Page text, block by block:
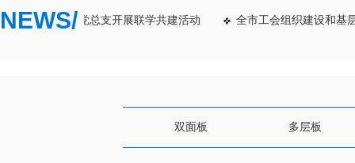
NEWS/
市华新集团党总支开展联学共建活动 全市工会组织建设和基层
双面板 多层板